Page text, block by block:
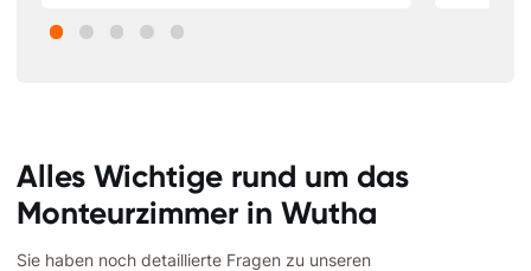
Alles Wichtige rund um das
Monteurzimmer in Wutha
Sie haben noch detaillierte Fragen zu unseren